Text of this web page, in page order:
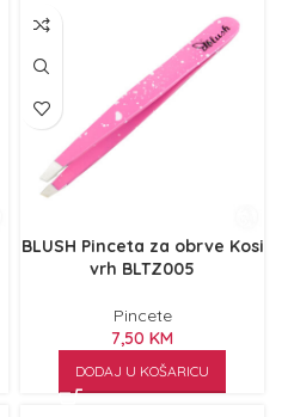
BLUSH Pinceta za obrve Kosi
vrh BLTZ005
Pincete
7,50 KM
DODAJ U KOŠARICU